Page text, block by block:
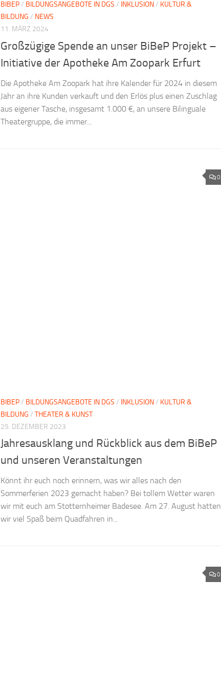
BIBEP/ BILDUNGSANGEBOTE IN DGS / INKLUSION/ KULTUR &
BILDUNG / NEWS
11. MÄRZ 2024
Großzügige Spende an unser BiBeP Projekt –
Initiative der Apotheke Am Zoopark Erfurt
Die Apotheke Am Zoopark hat ihre Kalender für 2024 in diesem
Jahr an ihre Kunden verkauft und den Erlös plus einen Zuschlag
aus eigener Tasche, insgesamt 1.000 €, an unsere Bilinguale
Theatergruppe, die immer...
0
BIBEP/ BILDUNGSANGEBOTE IN DGS / INKLUSION/ KULTUR &
BILDUNG / THEATER & KUNST
25. DEZEMBER 2023
Jahresausklang und Rückblick aus dem BiBeP
und unseren Veranstaltungen
Könnt ihr euch noch erinnern, was wir alles nach den
Sommerferien 2023 gemacht haben? Bei tollem Wetter waren
wir mit euch am Stotternheimer Badesee. Am 27. August hatten
wir viel Spaß beim Quadfahren in...
0